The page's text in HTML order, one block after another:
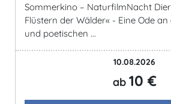
Sommerkino – NaturfilmNacht
Flüstern der Wälder« - Eine Ode
und poetischen ...
10.08.2026
ab 10 €